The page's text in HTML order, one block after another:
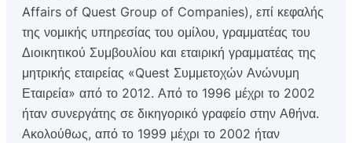
Affairs of Quest Group of Companies), επί κεφαλής
της νομικής υπηρεσίας του ομίλου, γραμματέας του
Διοικητικού Συμβουλίου και εταιρική γραμματέας της
μητρικής εταιρείας «Quest Συμμετοχών Ανώνυμη
Εταιρεία» από το 2012. Από το 1996 μέχρι το 2002
ήταν συνεργάτης σε δικηγορικό γραφείο στην Αθήνα.
Ακολούθως, από το 1999 μέχρι το 2002 ήταν